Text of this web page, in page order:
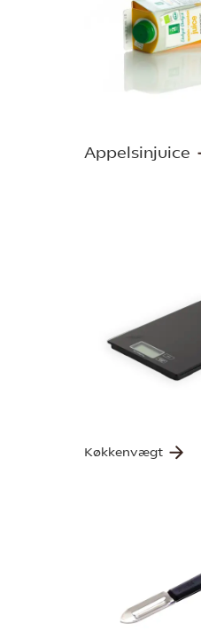
Appelsinjuice
Køkkenvægt